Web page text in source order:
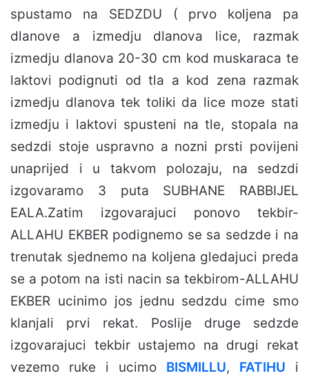
spustamo na SEDZDU ( prvo koljena pa
dlanove a izmedju dlanova lice, razmak
izmedju dlanova 20-30 cm kod muskaraca te
laktovi podignuti od tla a kod zena razmak
izmedju dlanova tek toliki da lice moze stati
izmedju i laktovi spusteni na tle, stopala na
sedzdi stoje uspravno a nozni prsti povijeni
unaprijed i u takvom polozaju, na sedzdi
izgovaramo 3 puta SUBHANE RABBIJEL
EALA.Zatim izgovarajuci ponovo tekbir-
ALLAHU EKBER podignemo se sa sedzde i na
trenutak sjednemo na koljena gledajuci preda
se a potom na isti nacin sa tekbirom-ALLAHU
EKBER ucinimo jos jednu sedzdu cime smo
klanjali prvi rekat. Poslije druge sedzde
izgovarajuci tekbir ustajemo na drugi rekat
vezemo ruke i ucimo BISMILLU, FATIHU i